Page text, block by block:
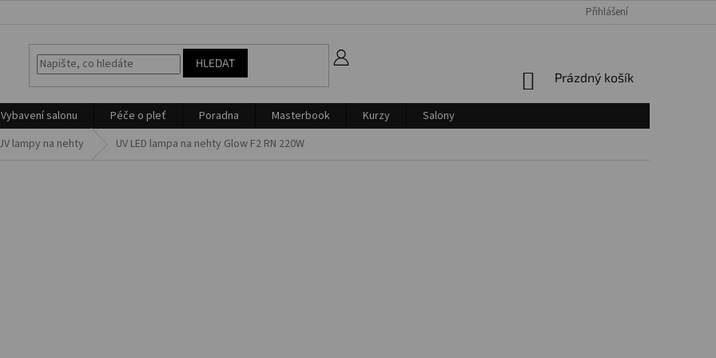
Přihlášení
HLEDAT
NÁKUPNÍ
Prázdný košík
Vybavení salonu Péče o pleť Poradna Masterbook Kurzy
Salony
lampy na nehty UV LED lampa na nehty Glow F2 RN 220W